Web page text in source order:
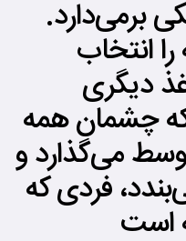
برمی‌دارد.
انتخاب
دیگری
چشمان همه
می‌گذارد و
فردی که
است